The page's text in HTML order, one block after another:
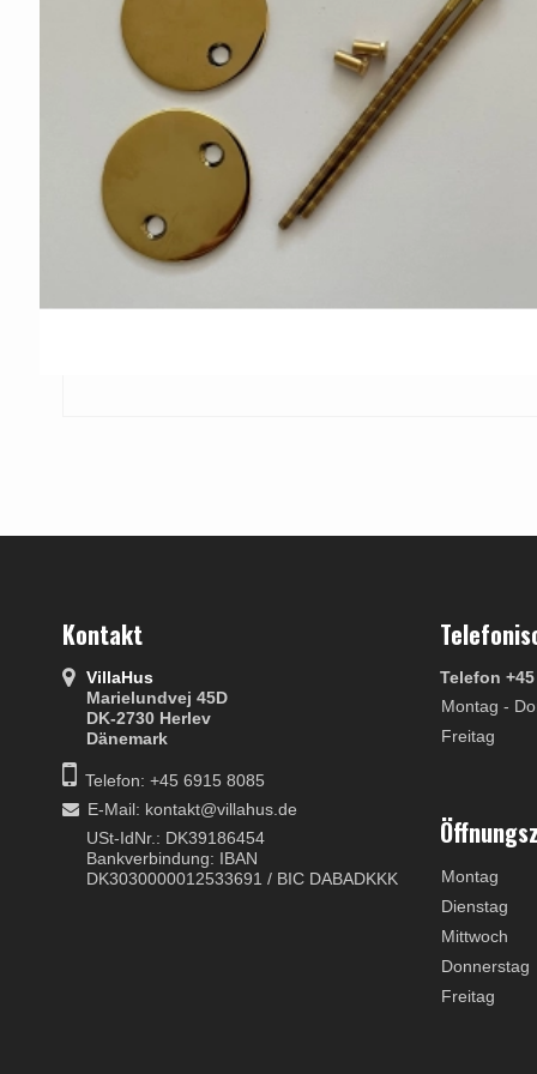
Kontakt
VillaHus
Marielundvej 45D
DK-2730 Herlev
Dänemark
Telefon: +45 6915 8085
E-Mail: kontakt@villahus.de
USt-IdNr.: DK39186454
Bankverbindung: IBAN
DK3030000012533691 / BIC DABADKKK
Telefon
Montag -
Freitag
Montag
Dienstag
Mittwoch
Donnerstag
Freitag